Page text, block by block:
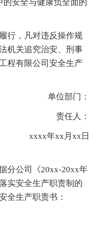
安全与健康负全面的
行，凡对违反操作规
机关追究治安、刑事
程有限公司安全生产
单位部门：
责任人：
xxxx年xx月xx日
分公司《20xx-20xx年
实安全生产职责制的
全生产职责书：